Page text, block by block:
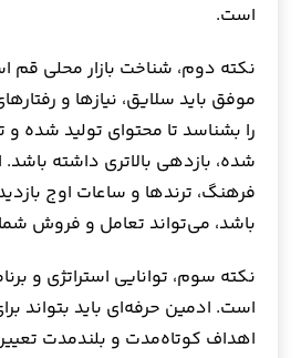
است.
نکته دوم، شناخت بازار محلی
موفق باید سلایق، نیازها و
را بشناسد تا محتوای تولید شده و
شده، بازدهی بالاتری داشته باشد.
فرهنگ، ترندها و ساعات اوج
باشد، می‌تواند تعامل و فروش
نکته سوم، توانایی استراتژی و
است. ادمین حرفه‌ای باید بتواند
اهداف کوتاه‌مدت و بلندمدت